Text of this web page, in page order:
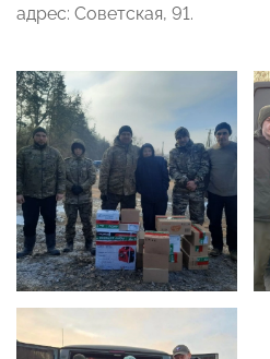
адрес: Советская, 91.